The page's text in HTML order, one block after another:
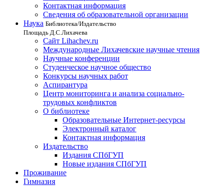
Контактная информация
Сведения об образовательной организации
Наука Библиотека/Издательство
Площадь Д.С.Лихачева
Сайт Lihachev.ru
Международные Лихачевские научные чтения
Научные конференции
Студенческое научное общество
Конкурсы научных работ
Аспирантура
Центр мониторинга и анализа социально-
трудовых конфликтов
О библиотеке
Образовательные Интернет-ресурсы
Электронный каталог
Контактная информация
Издательство
Издания СПбГУП
Новые издания СПбГУП
Проживание
Гимназия